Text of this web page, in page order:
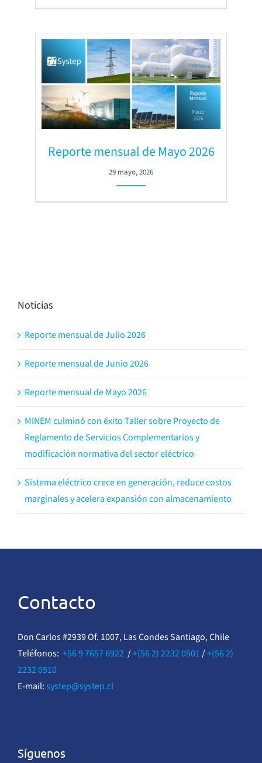
Reporte mensual de Mayo 2026
29 mayo, 2026
Noticias
Reporte mensual de Julio 2026
Reporte mensual de Junio 2026
Reporte mensual de Mayo 2026
MINEM culminó con éxito Taller sobre Proyecto de
Reglamento de Servicios Complementarios y
modificación normativa del sector eléctrico
Sistema eléctrico crece en generación, reduce costos
marginales y acelera expansión con almacenamiento
Contacto
Don Carlos #2939 Of. 1007, Las Condes Santiago, Chile
Teléfonos: +56 9 7657 6922/+(56 2) 2232 0501/+(56 2)
2232 0510
E-mail: systep@systep.cl
Síguenos